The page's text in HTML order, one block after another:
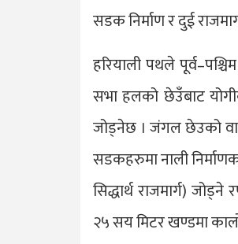
सडक निर्माण र दुई
हरियाली पथले
सभा हलको छेउँबाट
जोड्नेछ । जंगल छेउको
सडकहरुमा नाली
सिद्धार्थ राजमार्ग)
२५ सय मिटर खण्डमा